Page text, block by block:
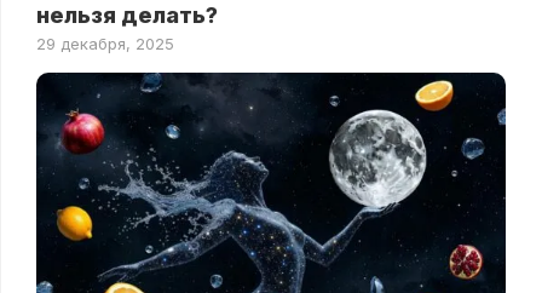
нельзя делать?
29 декабря, 2025